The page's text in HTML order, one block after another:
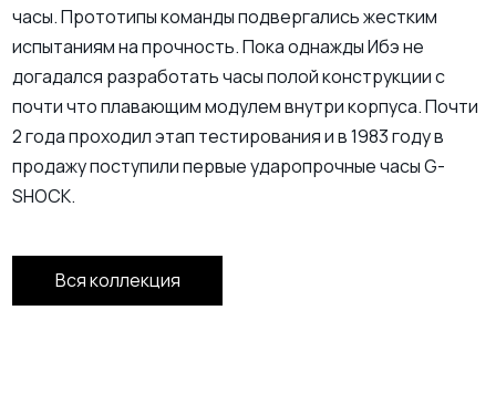
часы. Прототипы команды подвергались жестким
испытаниям на прочность. Пока однажды Ибэ не
догадался разработать часы полой конструкции с
почти что плавающим модулем внутри корпуса. Почти
2 года проходил этап тестирования и в 1983 году в
продажу поступили первые ударопрочные часы G-
SHOCK.
Вся коллекция